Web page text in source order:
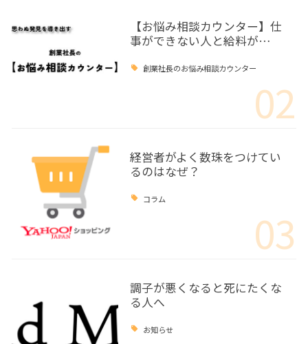
【お悩み相談カウンター】仕
事ができない人と給料が…
創業社長のお悩み相談カウンター
02
経営者がよく数珠をつけてい
るのはなぜ？
コラム
03
調子が悪くなると死にたくな
る人へ
お知らせ